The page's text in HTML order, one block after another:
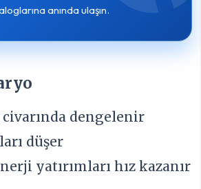
anında ulaşın.
dengelenir
düşer
yatırımları hız kazanır